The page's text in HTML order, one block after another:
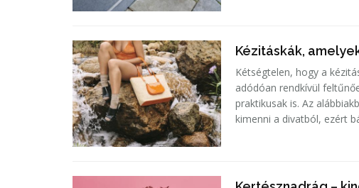
Kézitáskák,
Kétségtelen, hogy a
adódóan rendkívül
praktikusak is. Az
kimenni a divatból, ezért